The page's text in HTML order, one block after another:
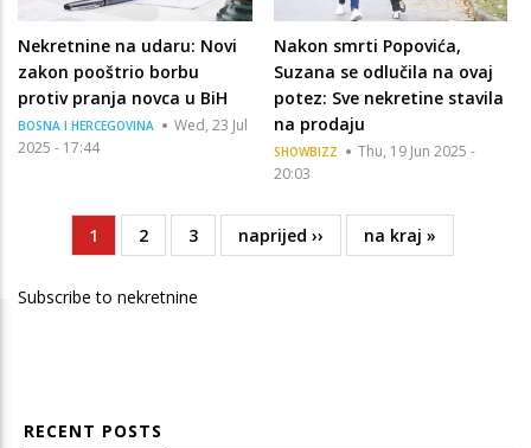
Nekretnine na udaru: Novi
zakon pooštrio borbu
protiv pranja novca u BiH
BOSNA I HERCEGOVINA
Wed, 23 Jul
2025 - 17:44
Nakon smrti Popovića,
Suzana se odlučila na ovaj
potez: Sve nekretine stavila
na prodaju
SHOWBIZZ
Thu, 19 Jun 2025 -
20:03
PaginationCurrent
page
1 Page
2 Page
3
Next
page
naprijed ››
Last
page
na kraj »
Subscribe to nekretnine
RECENT POSTS